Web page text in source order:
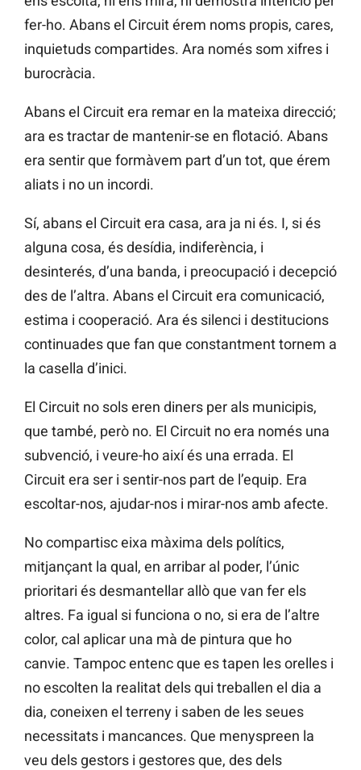
fer-ho. Abans el Circuit érem noms propis, cares,
inquietuds compartides. Ara només som xifres i
burocràcia.
Abans el Circuit era remar en la mateixa direcció;
ara es tractar de mantenir-se en flotació. Abans
era sentir que formàvem part d’un tot, que érem
aliats i no un incordi.
Sí, abans el Circuit era casa, ara ja ni és. I, si és
alguna cosa, és desídia, indiferència, i
desinterés, d’una banda, i preocupació i decepció
des de l’altra. Abans el Circuit era comunicació,
estima i cooperació. Ara és silenci i destitucions
continuades que fan que constantment tornem a
la casella d’inici.
El Circuit no sols eren diners per als municipis,
que també, però no. El Circuit no era només una
subvenció, i veure-ho així és una errada. El
Circuit era ser i sentir-nos part de l’equip. Era
escoltar-nos, ajudar-nos i mirar-nos amb afecte.
No compartisc eixa màxima dels polítics,
mitjançant la qual, en arribar al poder, l’únic
prioritari és desmantellar allò que van fer els
altres. Fa igual si funciona o no, si era de l’altre
color, cal aplicar una mà de pintura que ho
canvie. Tampoc entenc que es tapen les orelles i
no escolten la realitat dels qui treballen el dia a
dia, coneixen el terreny i saben de les seues
necessitats i mancances. Que menyspreen la
veu dels gestors i gestores que, des dels